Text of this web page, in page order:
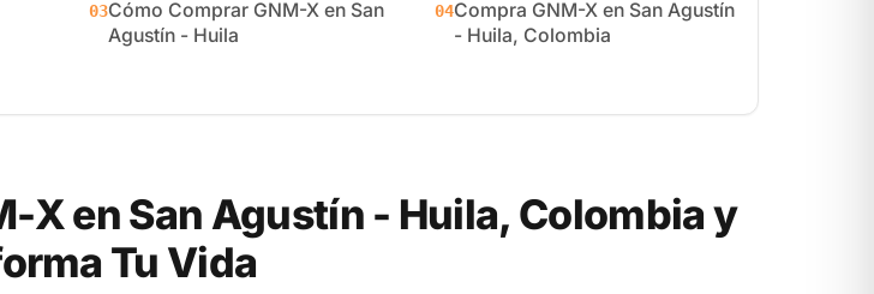
03Cómo Comprar GNM-X en San
Agustín - Huila
04Compra GNM-X en San Agustín
- Huila, Colombia
X en San Agustín - Huila, Colombia y
Tu Vida